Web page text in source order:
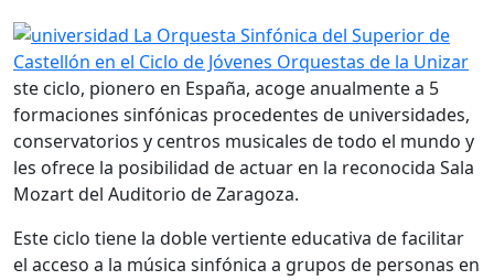
ste ciclo, pionero en España, acoge anualmente a 5
formaciones sinfónicas procedentes de universidades,
conservatorios y centros musicales de todo el mundo y
les ofrece la posibilidad de actuar en la reconocida Sala
Mozart del Auditorio de Zaragoza.
Este ciclo tiene la doble vertiente educativa de facilitar
el acceso a la música sinfónica a grupos de personas en